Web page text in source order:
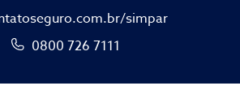
simpar
0800 726 7111